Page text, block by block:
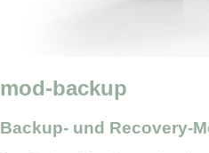
mod-backup
Backup- und Recovery-